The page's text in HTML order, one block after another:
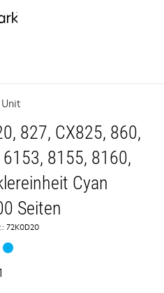
827, CX825, 860,
8155, 8160,
Cyan
Seiten
72K0D20